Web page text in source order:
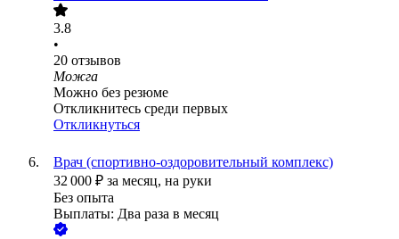
3.8
•
20 отзывов
Можга
Можно без резюме
Откликнитесь среди первых
Откликнуться
Врач (спортивно-оздоровительный комплекс)
32 000 ₽ за месяц, на руки
Без опыта
Выплаты: Два раза в месяц